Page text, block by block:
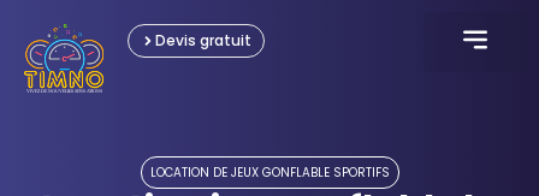
Devis gratuit
LOCATION DE JEUX GONFLABLE SPORTIFS